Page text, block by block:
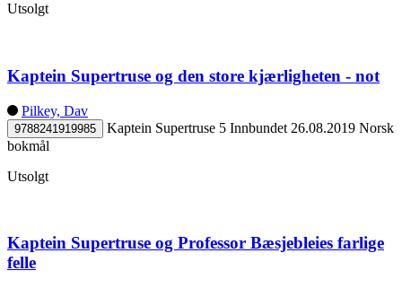
Utsolgt
Kaptein Supertruse og den store kjærligheten - not
Pilkey, Dav
9788241919985 Kaptein Supertruse 5 Innbundet 26.08.2019 Norsk
bokmål
Utsolgt
Kaptein Supertruse og Professor Bæsjebleies farlige
felle